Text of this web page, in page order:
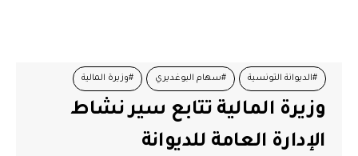
#الديوانة التونسية #سهام البوغديري #وزيرة المالية
وزيرة المالية تتابع سير نشاط
الإدارة العامة للديوانة